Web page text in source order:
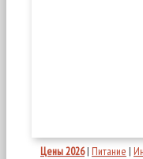
Цены 2026| Питание |